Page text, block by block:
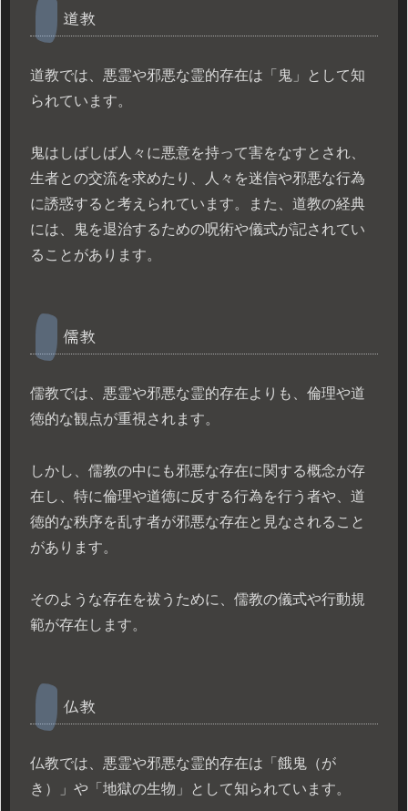
道教
道教では、悪霊や邪悪な霊的存在は「鬼」として知
られています。
鬼はしばしば人々に悪意を持って害をなすとされ、
生者との交流を求めたり、人々を迷信や邪悪な行為
に誘惑すると考えられています。また、道教の経典
には、鬼を退治するための呪術や儀式が記されてい
ることがあります。
儒教
儒教では、悪霊や邪悪な霊的存在よりも、倫理や道
徳的な観点が重視されます。
しかし、儒教の中にも邪悪な存在に関する概念が存
在し、特に倫理や道徳に反する行為を行う者や、道
徳的な秩序を乱す者が邪悪な存在と見なされること
があります。
そのような存在を祓うために、儒教の儀式や行動規
範が存在します。
仏教
仏教では、悪霊や邪悪な霊的存在は「餓鬼（が
き）」や「地獄の生物」として知られています。